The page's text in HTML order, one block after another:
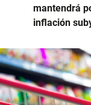
mantendrá
inflación